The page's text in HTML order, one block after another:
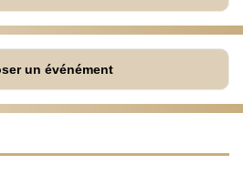
un événément